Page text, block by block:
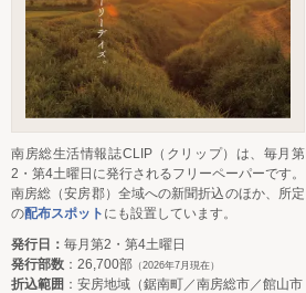
南房総生活情報誌CLIP（クリップ）は、毎月第
2・第4土曜日に発行されるフリーペーパーです。
南房総（安房郡）全域への新聞折込のほか、所定
の配布スポット にも設置しています。
発行日： 毎月第2・第4土曜日
発行部数 ：26,700部 （2026年7月現在）
折込範囲 ：安房地域（鋸南町／南房総市／館山市